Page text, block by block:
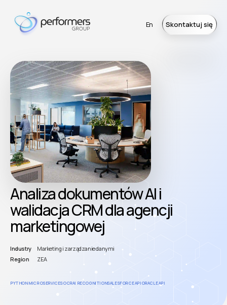
En Skontaktuj się
Analiza dokumentów AI i
walidacja CRM dla agencji
marketingowej
Industry
Marketing i zarządzanie danymi
Region
ZEA
PYTHON MICROSERVICESOCRAI RECOGNITIONSALESFORCE APIORACLE API